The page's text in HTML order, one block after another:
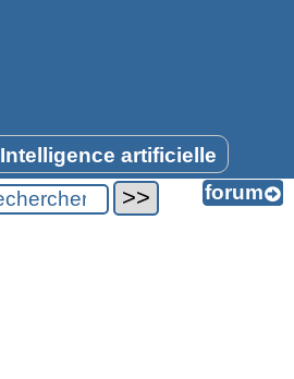
Intelligence artificielle